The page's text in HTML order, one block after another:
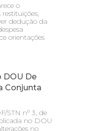
o
dedução da
orientações
DOU De
Conjunta
STN nº 3, de
no DOU
no